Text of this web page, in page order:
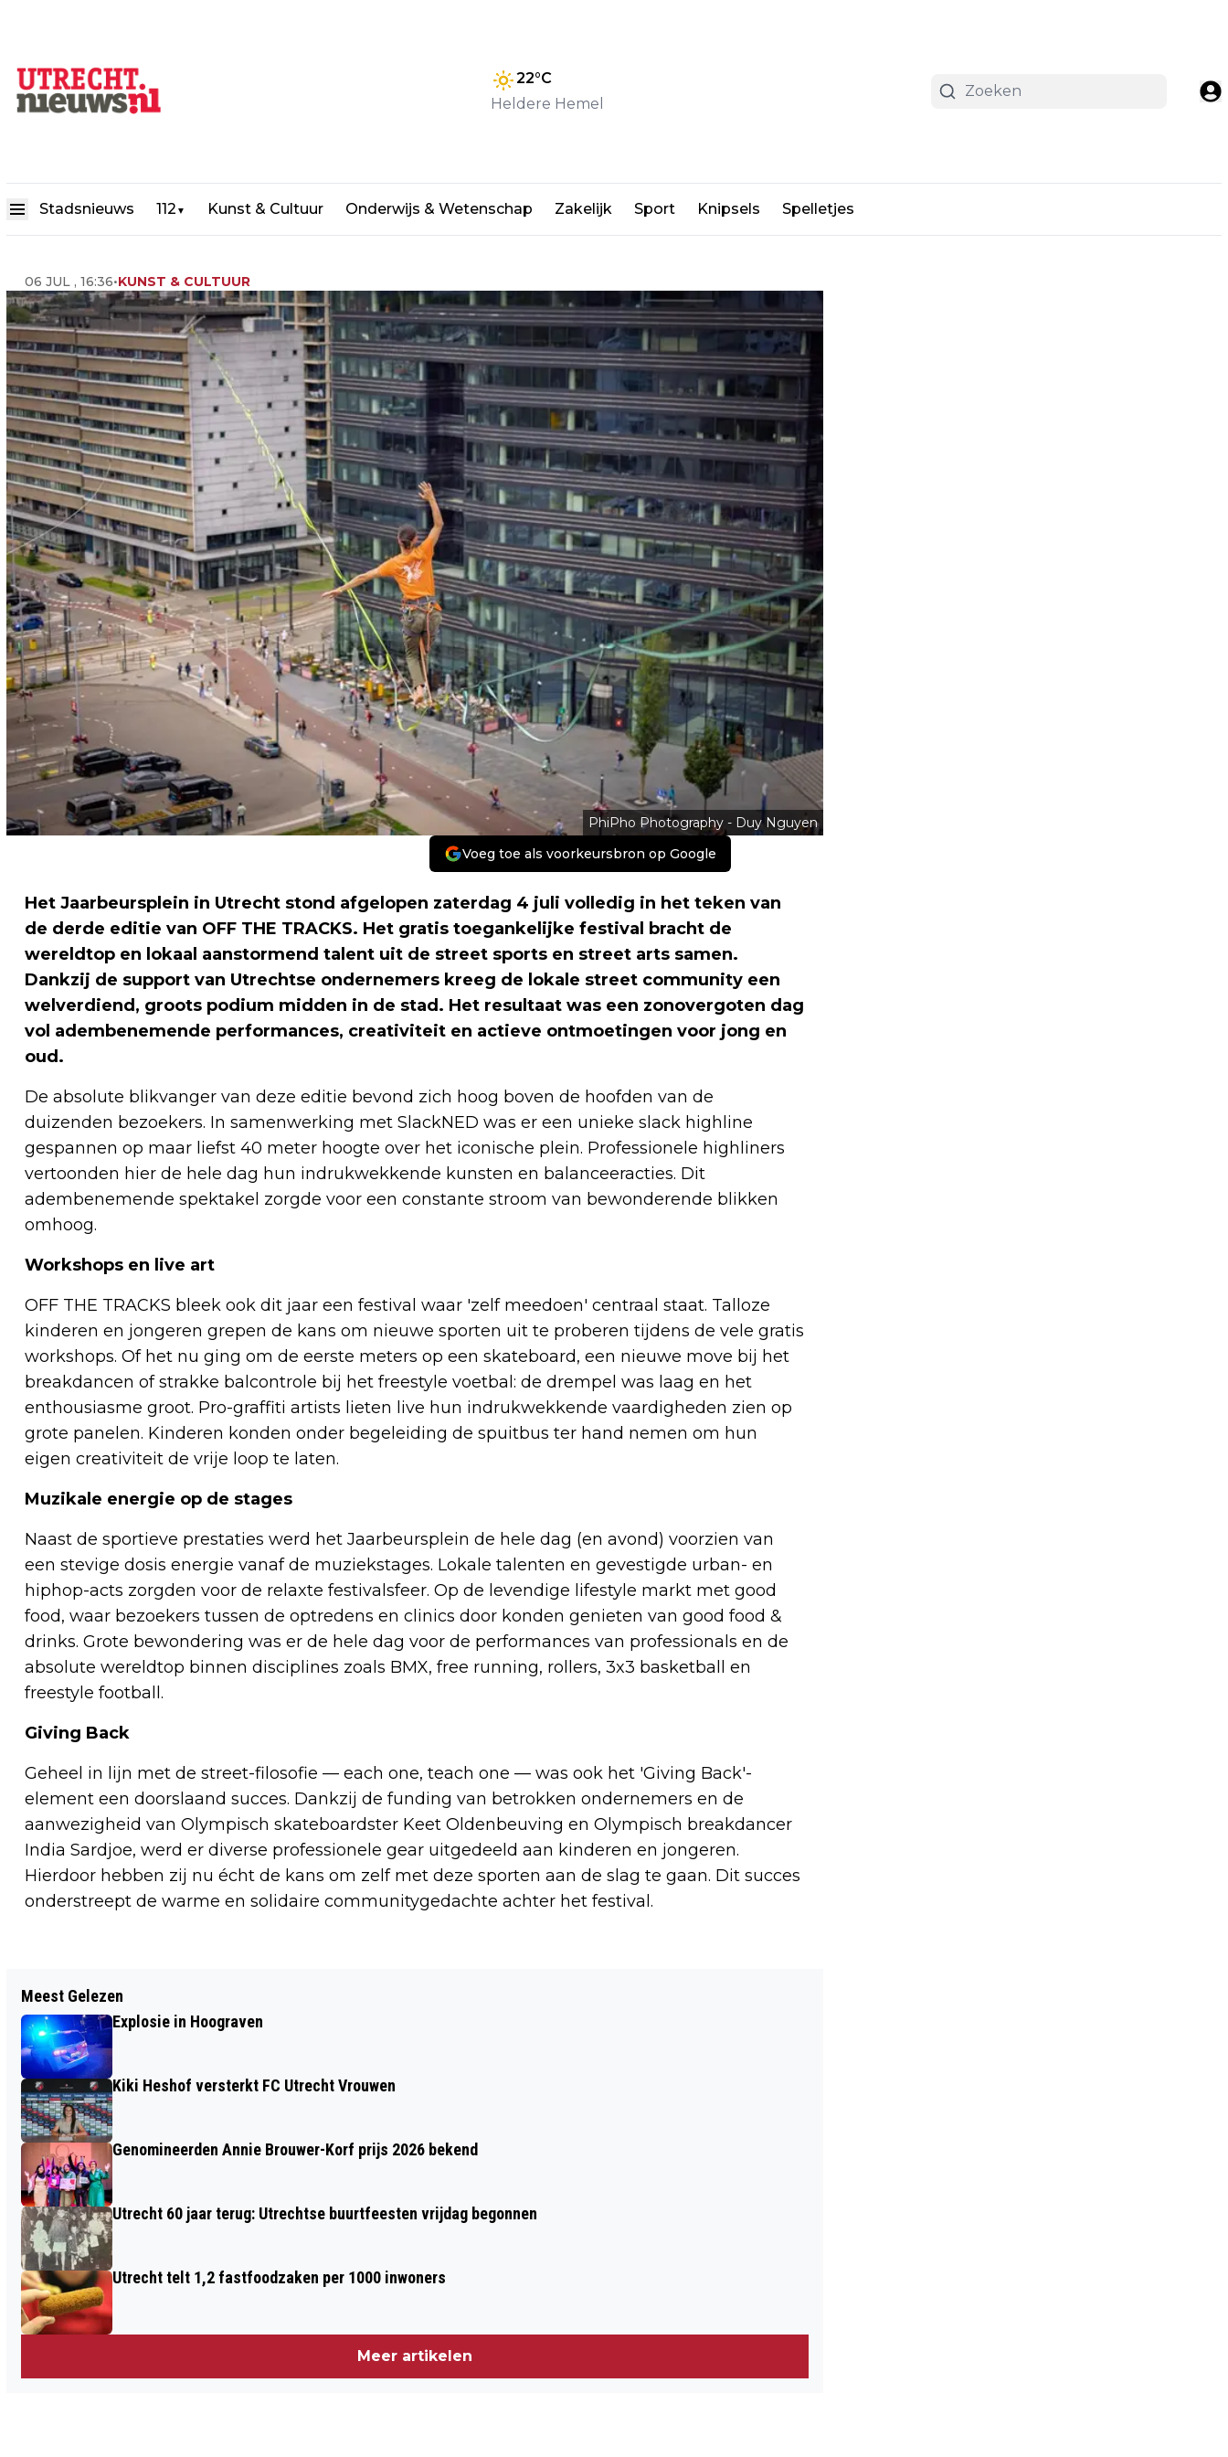
22°C
Heldere Hemel
Stadsnieuws 112 ▼ Kunst & Cultuur Onderwijs & Wetenschap Zakelijk Sport Knipsels Spelletjes
Jaarbeursplein als bruisend epicentrum van street culture
06 JUL , 16:36•KUNST & CULTUUR
PhiPho Photography - Duy Nguyen
Voeg toe als voorkeursbron op Google
Het Jaarbeursplein in Utrecht stond afgelopen zaterdag 4 juli volledig in het teken van
de derde editie van OFF THE TRACKS. Het gratis toegankelijke festival bracht de
wereldtop en lokaal aanstormend talent uit de street sports en street arts samen.
Dankzij de support van Utrechtse ondernemers kreeg de lokale street community een
welverdiend, groots podium midden in de stad. Het resultaat was een zonovergoten dag
vol adembenemende performances, creativiteit en actieve ontmoetingen voor jong en
oud.
De absolute blikvanger van deze editie bevond zich hoog boven de hoofden van de
duizenden bezoekers. In samenwerking met SlackNED was er een unieke slack highline
gespannen op maar liefst 40 meter hoogte over het iconische plein. Professionele highliners
vertoonden hier de hele dag hun indrukwekkende kunsten en balanceeracties. Dit
adembenemende spektakel zorgde voor een constante stroom van bewonderende blikken
omhoog.
Workshops en live art
OFF THE TRACKS bleek ook dit jaar een festival waar 'zelf meedoen' centraal staat. Talloze
kinderen en jongeren grepen de kans om nieuwe sporten uit te proberen tijdens de vele gratis
workshops. Of het nu ging om de eerste meters op een skateboard, een nieuwe move bij het
breakdancen of strakke balcontrole bij het freestyle voetbal: de drempel was laag en het
enthousiasme groot. Pro-graffiti artists lieten live hun indrukwekkende vaardigheden zien op
grote panelen. Kinderen konden onder begeleiding de spuitbus ter hand nemen om hun
eigen creativiteit de vrije loop te laten.
Muzikale energie op de stages
Naast de sportieve prestaties werd het Jaarbeursplein de hele dag (en avond) voorzien van
een stevige dosis energie vanaf de muziekstages. Lokale talenten en gevestigde urban- en
hiphop-acts zorgden voor de relaxte festivalsfeer. Op de levendige lifestyle markt met good
food, waar bezoekers tussen de optredens en clinics door konden genieten van good food &
drinks. Grote bewondering was er de hele dag voor de performances van professionals en de
absolute wereldtop binnen disciplines zoals BMX, free running, rollers, 3x3 basketball en
freestyle football.
Giving Back
Geheel in lijn met de street-filosofie — each one, teach one — was ook het 'Giving Back'-
element een doorslaand succes. Dankzij de funding van betrokken ondernemers en de
aanwezigheid van Olympisch skateboardster Keet Oldenbeuving en Olympisch breakdancer
India Sardjoe, werd er diverse professionele gear uitgedeeld aan kinderen en jongeren.
Hierdoor hebben zij nu écht de kans om zelf met deze sporten aan de slag te gaan. Dit succes
onderstreept de warme en solidaire communitygedachte achter het festival.
VERNIELINGEN EN GEWELD NA
WEDSTRIJD MAROKKO - CANADA
ONACCEPTABEL
Meest Gelezen
Explosie in Hoograven
Kiki Heshof versterkt FC Utrecht Vrouwen
Genomineerden Annie Brouwer-Korf prijs 2026 bekend
Utrecht 60 jaar terug: Utrechtse buurtfeesten vrijdag begonnen
Utrecht telt 1,2 fastfoodzaken per 1000 inwoners
Meer artikelen